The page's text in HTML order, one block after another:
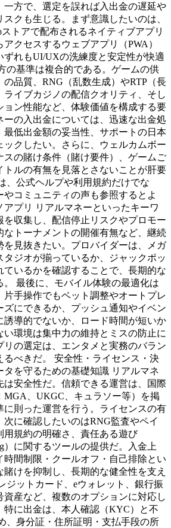
一方で、選定を誤れば入出金の遅延や
クも生じる。まず意識したいのは、
トアで配布されるネイティブアプリ
クセスするウェブアプリ（PWA）
ずれもUI/UXの洗練度と安定性が快適
の基準は複合的である。ゲームの供
品質、RNG（乱数生成）やRTP（長
イブカジノの配信クオリティ、そし
ョン性能など、体験価値を構成する要
ーの入出金については、迅速な出金処
最低出金額の妥当性、サポートの日本
ックしたい。さらに、ウェルカムボー
スの賭け条件（賭け要件）、ゲームご
トルの有無を見落とさないことが肝要
、公式ヘルプや利用規約だけでな
やコミュニティの声も参照するとよ
アプリ リアルマネーといったキーワ
を収集し、配信停止リスクやプロモー
なトーナメントの開催有無など、継続
を見抜きたい。プロバイダーは、メガ
タジオが揃っているか、ジャックポッ
ているかを確認することで、長期的な
。 最後に、モバイル体験の最適化は
片手操作でもベット調整やオートプレ
ズにできるか、プッシュ通知やイベン
誘導的でないか、ロード時間が短いか
い環境は集中力の維持とミスの防止に
リの選定は、エンタメと実務のバラン
るべきだ。 安全性・ライセンス・決
タを守るための基礎知識 リアルマネ
は安全性だ。信頼できる運営は、国際
MGA、UKGC、キュラソー等）を掲
に則った運営を行う。ライセンスの有
に確認したいのはRNG監査やペイ
用規約の明確さ、責任ある遊び
）に関するツールの提供だ。入金上
時間制限・クールオフ・自己排除とい
賭けを抑制し、長期的な健全性を支え
ジットカード、eウォレット、銀行振
産など、複数のオプションに対応し
特に出金は、本人確認（KYC）と不
、身分証・住所証明・支払手段の所